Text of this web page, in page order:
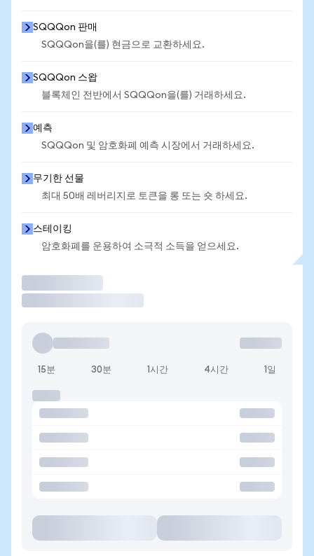
SQQQon 판매
SQQQon을(를) 현금으로 교환하세요.
SQQQon 스왑
블록체인 전반에서 SQQQon을(를) 거래하세요.
예측
SQQQon 및 암호화폐 예측 시장에서 거래하세요.
무기한 선물
최대 50배 레버리지로 토큰을 롱 또는 숏 하세요.
스테이킹
암호화폐를 운용하여 소극적 소득을 얻으세요.
15분 30분 1시간 4시간 1일